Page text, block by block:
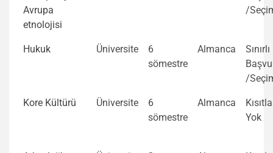
Avrupa
etnolojisi
/
Hukuk Üniversite
6
sömestre
Almanca
Sınırlı
/
Kore Kültürü Üniversite
6
sömestre
Almanca
Yok